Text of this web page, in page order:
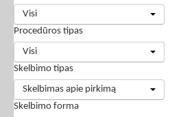
Visi
Procedūros tipas
Visi
Skelbimo tipas
Skelbimas apie pirkimą
Skelbimo forma